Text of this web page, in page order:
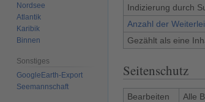
Indizierung durch
Anzahl der
Gezählt als eine
Seitenschutz
Bearbeiten
Alle
Nordsee
Atlantik
Karibik
Binnen
Sonstiges
GoogleEarth-Export
Seemannschaft